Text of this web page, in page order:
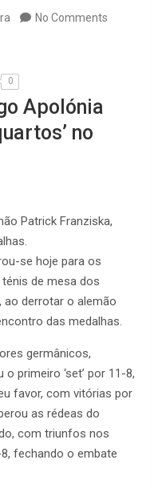
No Comments
0
Apolónia
no
Patrick Franziska,
se hoje para os
de mesa dos
ao derrotar o alemão
das medalhas.
germânicos,
primeiro ‘set’ por 11-8,
favor, com vitórias por
as rédeas do
com triunfos nos
fechando o embate